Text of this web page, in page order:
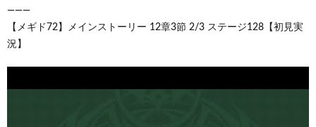
―――
【メギド72】メインストーリー 12章3節 2/3 ステージ128【初見実
況】